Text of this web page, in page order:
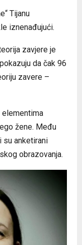
Tijanu
iznenađujući.
zavjere je
da čak 96
zavere –
elementima
žene. Među
su anketirani
obrazovanja.